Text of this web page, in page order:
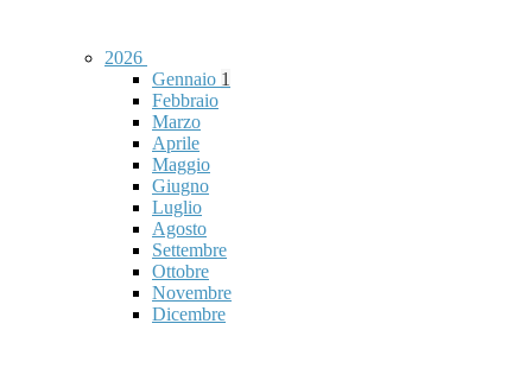
2026
Gennaio 1
Febbraio
Marzo
Aprile
Maggio
Giugno
Luglio
Agosto
Settembre
Ottobre
Novembre
Dicembre